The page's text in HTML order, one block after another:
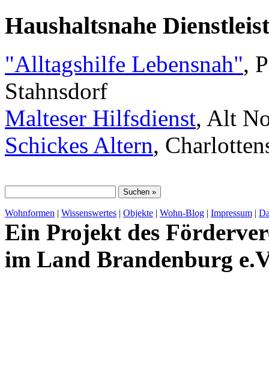
Haushaltsnahe
"Alltagshilfe Lebensnah",
Stahnsdorf
Malteser Hilfsdienst, Alt
Schickes Altern,
Wohnformen | Wissenswertes | Objekte | Wohn-Blog | Impressum |
Ein Projekt des
im Land Brandenburg